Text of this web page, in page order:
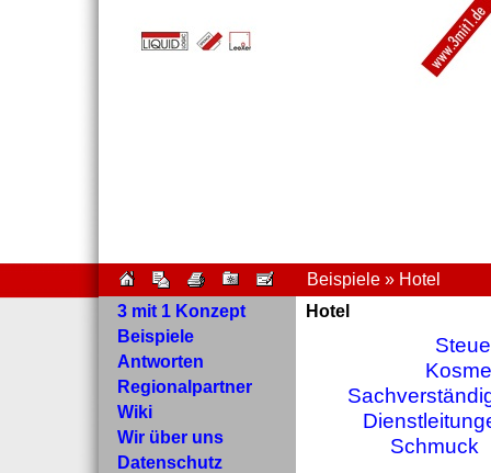
Beispiele » Hotel
3 mit 1 Konzept
Beispiele
Antworten
Regionalpartner
Wiki
Wir über uns
Datenschutz
Hotel
Schmuck